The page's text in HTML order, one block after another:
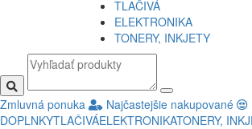
TLAČIVÁ
ELEKTRONIKA
TONERY, INKJETY
Zmluvná ponuka Najčastejšie nakupované
DOPLNKYTLAČIVÁELEKTRONIKATONERY,